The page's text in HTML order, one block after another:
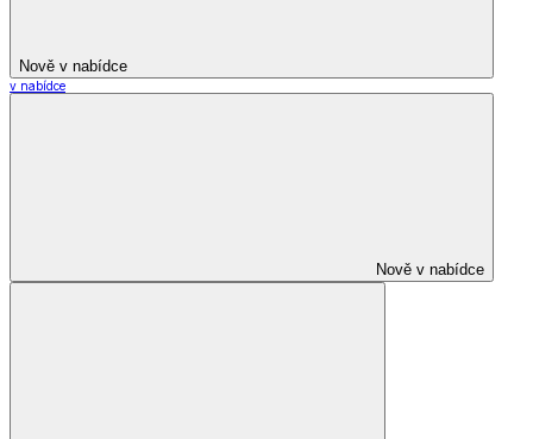
Nově v nabídce
v nabídce
Nově v nabídce